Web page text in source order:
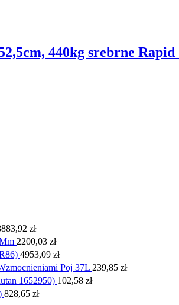
440kg srebrne Rapid
zł
2200,03 zł
4953,09 zł
Poj 37L 239,85 zł
1652950) 102,58 zł
828,65 zł